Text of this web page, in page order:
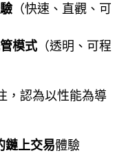
（快速、直觀、可
模式（透明、可程
，認為以性能為導
鏈上交易體驗